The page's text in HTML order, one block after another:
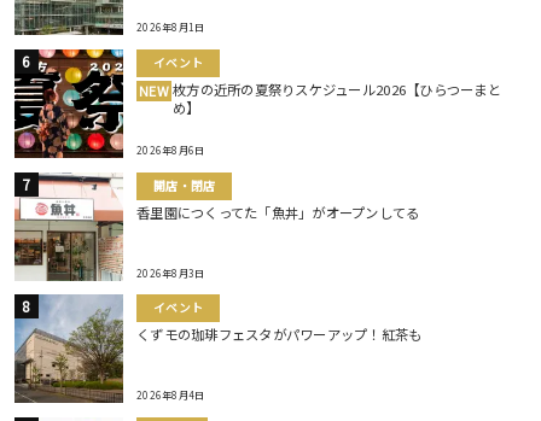
2026年8月1日
イベント
NEW 枚方の近所の夏祭りスケジュール2026【ひらつーまと
め】
2026年8月6日
開店・閉店
香里園につくってた「魚丼」がオープンしてる
2026年8月3日
イベント
くずモの珈琲フェスタがパワーアップ！紅茶も
2026年8月4日